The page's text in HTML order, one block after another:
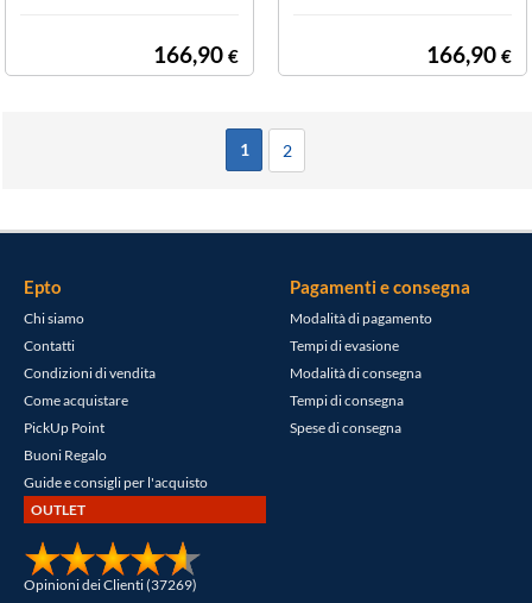
166,90 € 166,90 €
1 2
Epto
Chi siamo
Contatti
Condizioni di vendita
Come acquistare
PickUp Point
Buoni Regalo
Guide e consigli per l'acquisto
OUTLET
Opinioni dei Clienti (37269)
Pagamenti e consegna
Modalità di pagamento
Tempi di evasione
Modalità di consegna
Tempi di consegna
Spese di consegna